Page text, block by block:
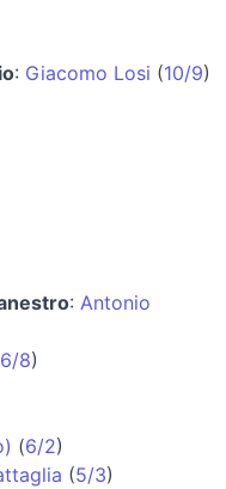
: Giacomo Losi (10/9)
: Antonio
8)
(6/2)
(5/3)